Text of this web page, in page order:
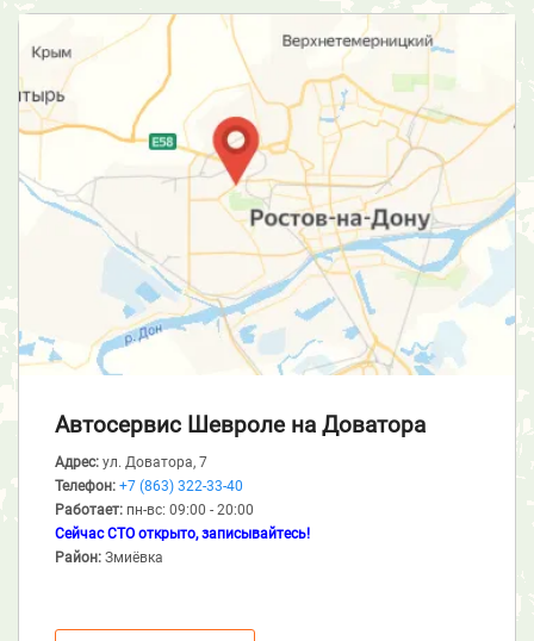
Автосервис Шевроле на Доватора
Адрес: ул. Доватора, 7
Телефон: +7 (863) 322-33-40
Работает: пн-вс: 09:00 - 20:00
Сейчас СТО открыто, записывайтесь!
Район: Змиёвка